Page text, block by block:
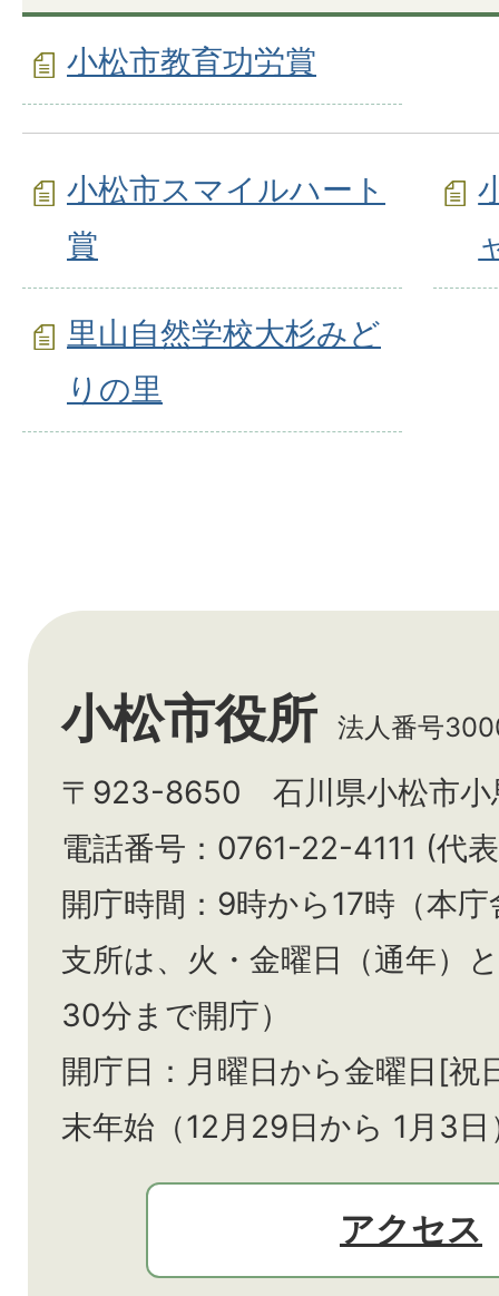
小松市教育功労賞
小松市スマイルハート
賞
里山自然学校大杉みど
りの里
小松市役所 法人番号
〒923-8650 石川県小松市小
電話番号：0761-22-4111 (代
開庁時間：9時から17時（本
支所は、火・金曜日（通年）と
30分まで開庁）
開庁日：月曜日から金曜日[祝
末年始（12月29日から 1月3
アクセス